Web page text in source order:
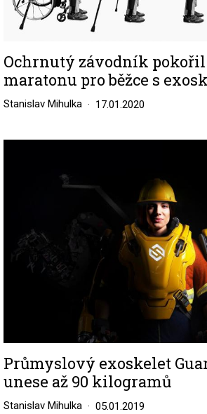
Ochrnutý závodník
maratonu pro běžce s
Stanislav Mihulka 17.01.2020
Průmyslový exoskelet
unese až 90 kilogramů
Stanislav Mihulka 05.01.2019